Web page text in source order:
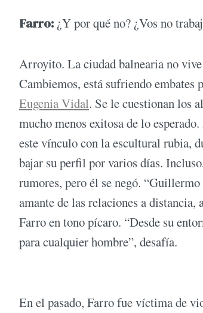
Farro: ¿Y por qué no? ¿Vos no
Arroyito. La ciudad balnearia no
Cambiemos, está sufriendo embates
Eugenia Vidal. Se le cuestionan los
mucho menos exitosa de lo
este vínculo con la escultural rubia,
bajar su perfil por varios días.
rumores, pero él se negó.
amante de las relaciones a
Farro en tono pícaro. “Desde su
para cualquier hombre”, desafía.
En el pasado, Farro fue víctima de